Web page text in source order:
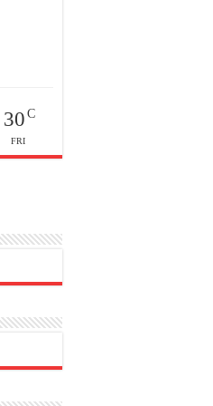
30 C
FRI